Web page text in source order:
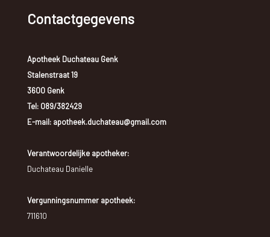
Contactgegevens
Apotheek Duchateau Genk
Stalenstraat 19
3600 Genk
Tel: 089/382429
E-mail: apotheek.duchateau@gmail.com
Verantwoordelijke apotheker:
Duchateau Danielle
Vergunningsnummer apotheek:
711610